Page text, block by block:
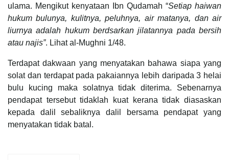
ulama. Mengikut kenyataan Ibn Qudamah “Setiap haiwan
hukum bulunya, kulitnya, peluhnya, air matanya, dan air
liurnya adalah hukum berdsarkan jilatannya pada bersih
atau najis”. Lihat al-Mughni 1/48.
Terdapat dakwaan yang menyatakan bahawa siapa yang
solat dan terdapat pada pakaiannya lebih daripada 3 helai
bulu kucing maka solatnya tidak diterima. Sebenarnya
pendapat tersebut tidaklah kuat kerana tidak diasaskan
kepada dalil sebaliknya dalil bersama pendapat yang
menyatakan tidak batal.